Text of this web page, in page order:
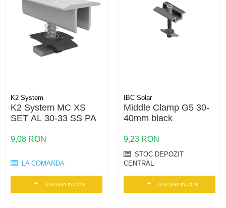
K2 System
K2 System MC XS
SET AL 30-33 SS PA
9,08 RON
LA COMANDA
ADAUGA IN COS
IBC Solar
Middle Clamp G5 30-
40mm black
9,23 RON
STOC DEPOZIT
CENTRAL
ADAUGA IN COS